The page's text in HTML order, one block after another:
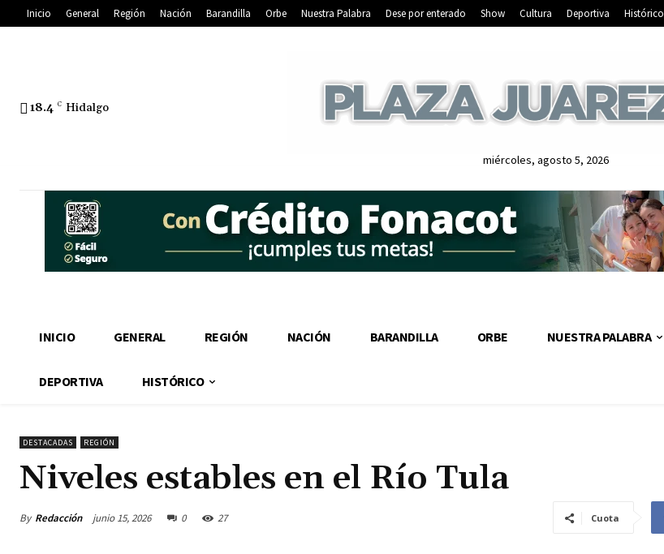
Inicio General Región Nación Barandilla Orbe Nuestra Palabra Dese por enterado Show Cultura Deportiva Histórico
18.4 C Hidalgo
miércoles, agosto 5, 2026
INICIO GENERAL REGIÓN NACIÓN BARANDILLA ORBE NUESTRA PALABRA
DEPORTIVA HISTÓRICO
DESTACADAS REGIÓN
Niveles estables en el Río Tula
By Redacción junio 15, 2026 0 27 Cuota